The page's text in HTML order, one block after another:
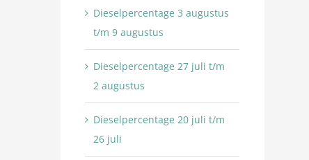
Dieselpercentage 3 augustus
t/m 9 augustus
Dieselpercentage 27 juli t/m
2 augustus
Dieselpercentage 20 juli t/m
26 juli